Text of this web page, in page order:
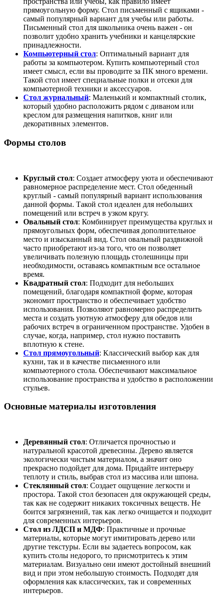
прямоугольную форму. Стол письменный с ящиками -
самый популярный вариант для учебы или работы.
Письменный стол для школьника очень важен - он
позволит удобно хранить учебники и канцелярские
принадлежности.
Компьютерный стол: Оптимальный вариант для
работы за компьютером. Купить компьютерный стол
имеет смысл, если вы проводите за ПК много времени.
Такой стол имеет специальные полки и отсеки для
компьютерной техники и аксессуаров.
Стол журнальный: Маленький и компактный столик,
который удобно расположить рядом с диваном или
креслом для размещения напитков, книг или
декоративных элементов.
Формы столов
Круглый стол: Создает атмосферу уюта и обеспечивают
равномерное распределение мест. Стол обеденный
круглый - самый популярный вариант использования
данной формы. Такой стол идеален для небольших
помещений или встреч в узком кругу.
Овальный стол: Комбинирует преимущества круглых и
прямоугольных форм, обеспечивая дополнительное
место и изысканный вид. Стол овальный раздвижной
часто приобретают из-за того, что он позволяет
увеличивать полезную площадь столешницы при
необходимости, оставаясь компактным все остальное
время.
Квадратный стол: Подходит для небольших
помещений, благодаря компактной форме, которая
экономит пространство и обеспечивает удобство
использования. Позволяют равномерно распределить
места и создать уютную атмосферу для обедов или
рабочих встреч в ограниченном пространстве. Удобен в
случае, когда, например, стол нужно поставить
вплотную к стене.
Стол прямоугольный: Классический выбор как для
кухни, так и в качестве письменного или
компьютерного стола. Обеспечивают максимальное
использование пространства и удобство в расположении
стульев.
Основные материалы изготовления
Деревянный стол: Отличается прочностью и
натуральной красотой древесины. Дерево является
экологически чистым материалом, а значит оно
прекрасно подойдет для дома. Придайте интерьеру
теплоту и стиль, выбрав стол из массива или шпона.
Стеклянный стол: Создает ощущение легкости и
простора. Такой стол безопасен для окружающей среды,
так как не содержит никаких токсичных веществ. Не
боится загрязнений, так как легко очищается и подходит
для современных интерьеров.
Стол из ЛДСП и МДФ: Практичные и прочные
материалы, которые могут имитировать дерево или
другие текстуры. Если вы задаетесь вопросом, как
купить столы недорого, то присмотритесь к этим
материалам. Визуально они имеют достойный внешний
вид и при этом небольшую стоимость. Подходят для
оформления как классических, так и современных
интерьеров.